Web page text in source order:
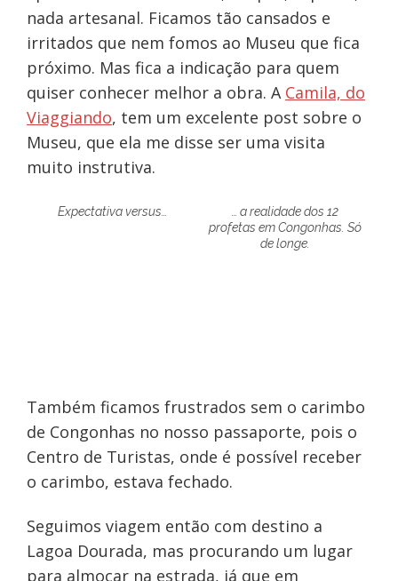
nada artesanal. Ficamos tão cansados e
irritados que nem fomos ao Museu que fica
próximo. Mas fica a indicação para quem
quiser conhecer melhor a obra. A Camila, do
Viaggiando, tem um excelente post sobre o
Museu, que ela me disse ser uma visita
muito instrutiva.
Expectativa versus…
… a realidade dos 12
profetas em Congonhas. Só
de longe.
Também ficamos frustrados sem o carimbo
de Congonhas no nosso passaporte, pois o
Centro de Turistas, onde é possível receber
o carimbo, estava fechado.
Seguimos viagem então com destino a
Lagoa Dourada, mas procurando um lugar
para almoçar na estrada, já que em